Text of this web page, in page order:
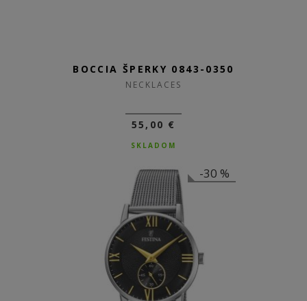
BOCCIA ŠPERKY 0843-0350
NECKLACES
55,00 €
SKLADOM
-30 %